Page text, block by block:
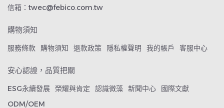
信箱：twec@febico.com.tw
購物須知
服務條款 購物須知 退款政策 隱私權聲明 我的帳戶 客服中心
安心認證，品質把關
ESG永續發展 榮耀與肯定 認識微藻 新聞中心
國際文獻
ODM/OEM